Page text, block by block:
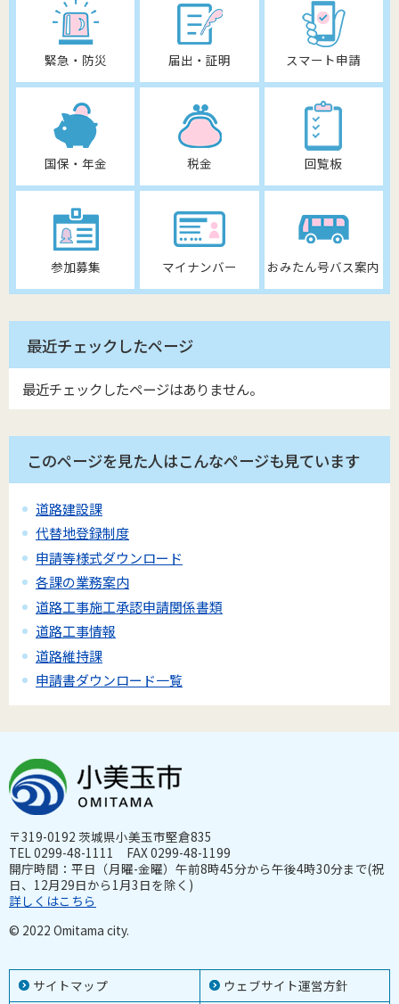
緊急・防災 届出・証明 スマート申請
国保・年金 税金 回覧板
参加募集 マイナンバー おみたん号バス案内
最近チェックしたページ
最近チェックしたページはありません。
このページを見た人はこんなページも見ています
道路建設課
代替地登録制度
申請等様式ダウンロード
各課の業務案内
道路工事施工承認申請関係書類
道路工事情報
道路維持課
申請書ダウンロード一覧
サイトマップ ウェブサイト運営方針
〒319-0192 茨城県小美玉市堅倉835
TEL 0299-48-1111 FAX 0299-48-1199
開庁時間：平日（月曜-金曜）午前8時45分から午後4時30分まで(祝
日、12月29日から1月3日を除く)
詳しくはこちら
© 2022 Omitama city.